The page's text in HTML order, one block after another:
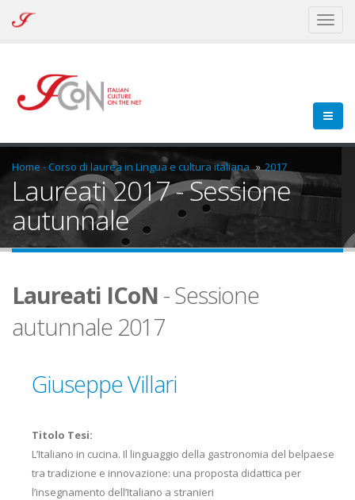
ICoN
On
the
Net
Home - Corso di laurea in Lingua e cultura italiana 2017
Laureati 2017 - Sessione
autunnale
Laureati ICoN - Sessione
autunnale 2017
Giuseppe Villari
Titolo Tesi:
L’Italiano in cucina. Il linguaggio della gastronomia del belpaese
tra tradizione e innovazione: una proposta didattica per
l’insegnamento dell’Italiano a stranieri